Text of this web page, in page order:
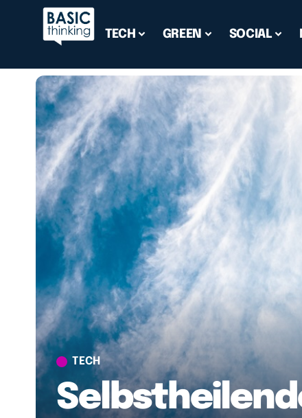
TECH GREEN SOCIAL
TECH